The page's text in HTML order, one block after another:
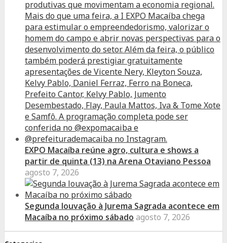
EXPO Macaíba reúne agro, cultura e shows a
partir de quinta (13) na Arena Otaviano Pessoa
agosto 7, 2026
Segunda louvação à Jurema Sagrada acontece em
Macaíba no próximo sábado agosto 7, 2026